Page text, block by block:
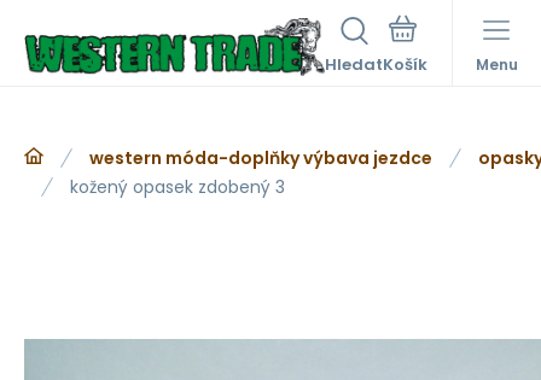
Hledat Menu
western móda-doplňky výbava jezdce
kožený opasek zdobený 3